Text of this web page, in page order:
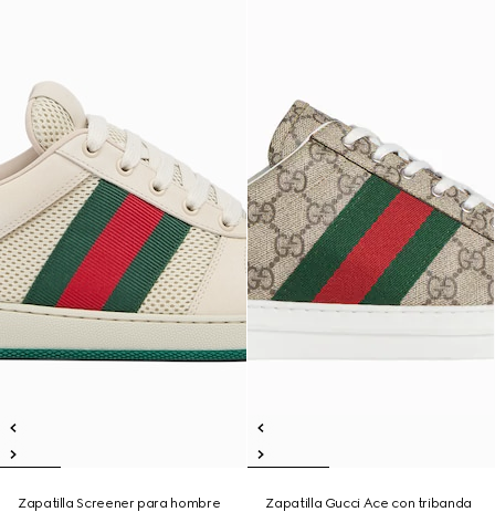
Zapatilla Screener para hombre
Zapatilla Gucci Ace con tribanda